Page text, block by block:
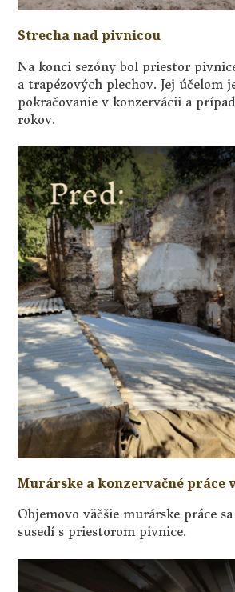
Strecha nad pivnicou
Na konci sezóny bol priestor
a trapézových plechov. Jej
pokračovanie v konzervácii a
rokov.
Murárske a konzervačné práce
Objemovo väčšie murárske práce
susedí s priestorom pivnice.